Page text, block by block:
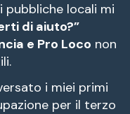
pubbliche locali mi
di aiuto?”
e Pro Loco non
i miei primi
per il terzo